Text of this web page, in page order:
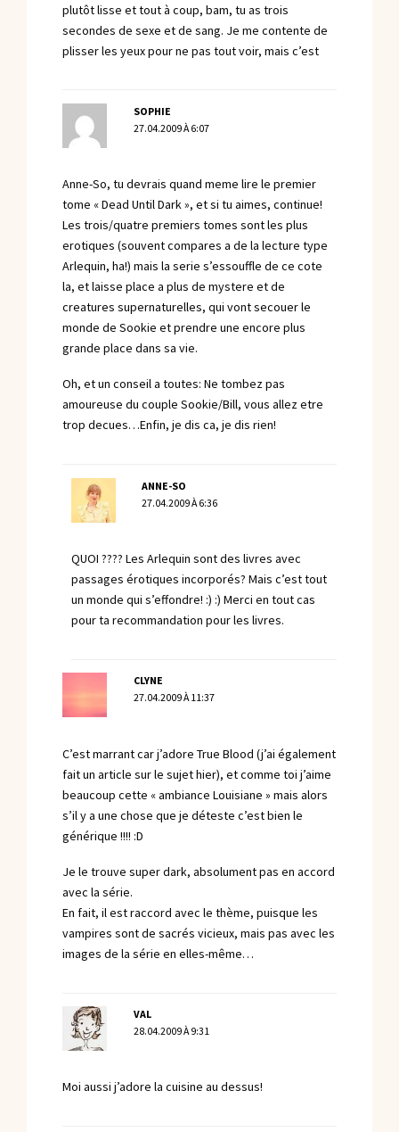
plutôt lisse et tout à coup, bam, tu as trois
secondes de sexe et de sang. Je me contente de
plisser les yeux pour ne pas tout voir, mais c’est
SOPHIE
27.04.2009 À 6:07
Anne-So, tu devrais quand meme lire le premier
tome « Dead Until Dark », et si tu aimes, continue!
Les trois/quatre premiers tomes sont les plus
erotiques (souvent compares a de la lecture type
Arlequin, ha!) mais la serie s’essouffle de ce cote
la, et laisse place a plus de mystere et de
creatures supernaturelles, qui vont secouer le
monde de Sookie et prendre une encore plus
grande place dans sa vie.
Oh, et un conseil a toutes: Ne tombez pas
amoureuse du couple Sookie/Bill, vous allez etre
trop decues…Enfin, je dis ca, je dis rien!
ANNE-SO
27.04.2009 À 6:36
QUOI ???? Les Arlequin sont des livres avec
passages érotiques incorporés? Mais c’est tout
un monde qui s’effondre! :) :) Merci en tout cas
pour ta recommandation pour les livres.
CLYNE
27.04.2009 À 11:37
C’est marrant car j’adore True Blood (j’ai également
fait un article sur le sujet hier), et comme toi j’aime
beaucoup cette « ambiance Louisiane » mais alors
s’il y a une chose que je déteste c’est bien le
générique !!!! :D
Je le trouve super dark, absolument pas en accord
avec la série.
En fait, il est raccord avec le thème, puisque les
vampires sont de sacrés vicieux, mais pas avec les
images de la série en elles-même…
VAL
28.04.2009 À 9:31
Moi aussi j’adore la cuisine au dessus!